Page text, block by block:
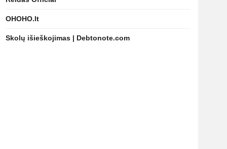
OHOHO.lt
Skolų išieškojimas | Debtonote.com